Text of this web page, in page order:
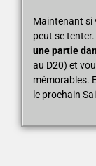
Maintenant si
peut se tenter.
une partie
au D20) et
mémorables.
le prochain